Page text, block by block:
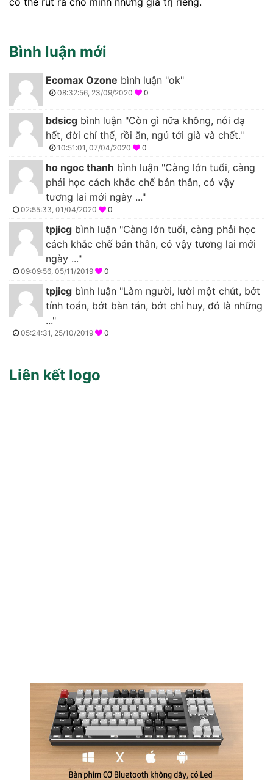
Bình luận mới
Ecomax Ozone bình luận "ok"
08:32:56, 23/09/2020 0
bdsicg bình luận "Còn gì nữa không, nói dạ
hết, đời chỉ thế, rồi ăn, ngủ tới già và chết."
10:51:01, 07/04/2020 0
ho ngoc thanh bình luận "Càng lớn tuổi, càng
phải học cách khắc chế bản thân, có vậy
tương lai mới ngày ..."
02:55:33, 01/04/2020 0
tpjicg bình luận "Càng lớn tuổi, càng phải học
cách khắc chế bản thân, có vậy tương lai mới
ngày ..."
09:09:56, 05/11/2019 0
tpjicg bình luận "Làm người, lười một chút, bớt
tính toán, bớt bàn tán, bớt chỉ huy, đó là những
..."
05:24:31, 25/10/2019 0
Liên kết logo